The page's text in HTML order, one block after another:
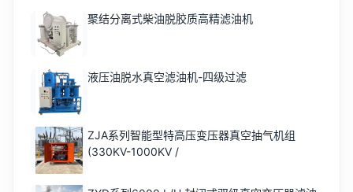
聚结分离式柴油脱胶质高精滤油机
液压油脱水真空滤油机-四级过滤
ZJA系列智能型特高压变压器真空抽气机组
(330KV-1000KV /